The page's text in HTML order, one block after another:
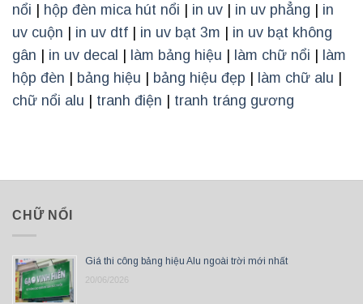
nổi
hộp đèn mica hút nổi in uv in uv phẳng
in
uv cuộn
in uv dtf in uv bạt 3m
in uv bạt không
gân
in uv decal làm bảng hiệu làm chữ nổi
làm
hộp đèn
bảng hiệu bảng hiệu đẹp làm chữ alu
chữ nổi alu
tranh điện tranh tráng gương
CHỮ NỔI
Giá thi công bảng hiệu Alu ngoài trời mới nhất
20/06/2026